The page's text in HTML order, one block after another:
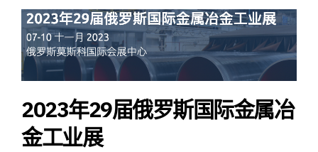
2023年29届俄罗斯国际金属冶
金工业展